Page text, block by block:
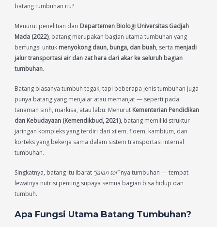
batang tumbuhan itu?
Menurut penelitian dari Departemen Biologi Universitas Gadjah
Mada (2022), batang merupakan bagian utama tumbuhan yang
berfungsi untuk menyokong daun, bunga, dan buah, serta menjadi
jalur transportasi air dan zat hara dari akar ke seluruh bagian
tumbuhan.
Batang biasanya tumbuh tegak, tapi beberapa jenis tumbuhan juga
punya batang yang menjalar atau memanjat — seperti pada
tanaman sirih, markisa, atau labu. Menurut Kementerian Pendidikan
dan Kebudayaan (Kemendikbud, 2021), batang memiliki struktur
jaringan kompleks yang terdiri dari xilem, floem, kambium, dan
korteks yang bekerja sama dalam sistem transportasi internal
tumbuhan.
Singkatnya, batang itu ibarat “jalan tol”-nya tumbuhan — tempat
lewatnya nutrisi penting supaya semua bagian bisa hidup dan
tumbuh.
Apa Fungsi Utama Batang Tumbuhan?